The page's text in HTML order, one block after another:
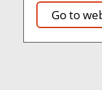
Go to